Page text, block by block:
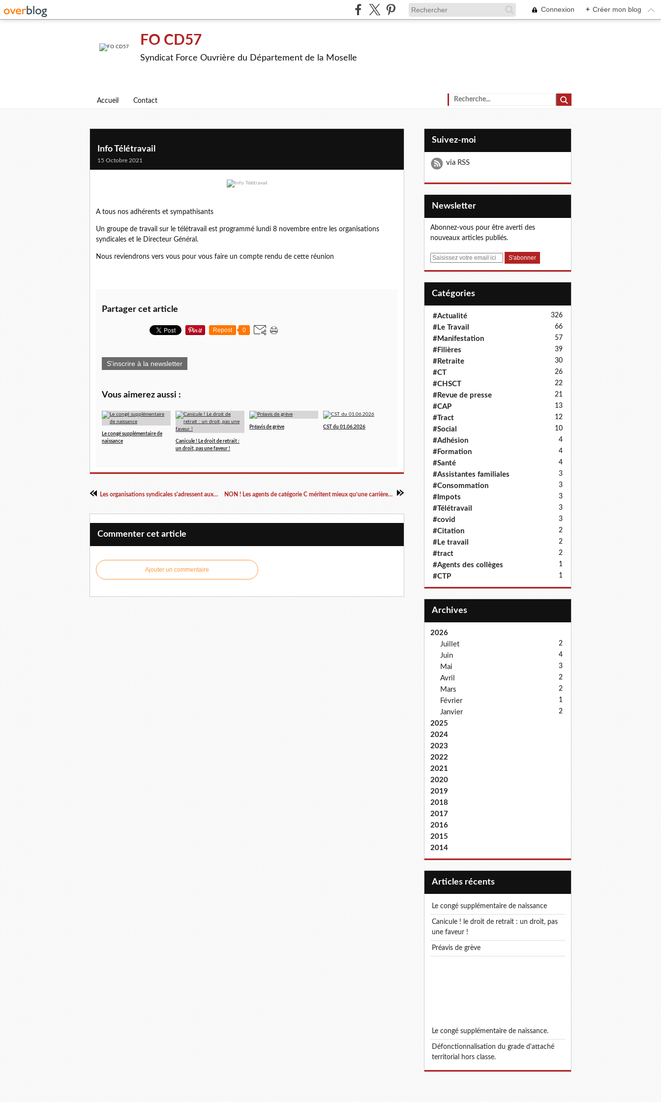
Connexion + Créer mon blog
FO CD57
Syndicat Force Ouvrière du Département de la Moselle
Accueil Contact
Info Télétravail
15 Octobre 2021
A tous nos adhérents et sympathisants
Un groupe de travail sur le télétravail est programmé lundi 8 novembre entre les organisations
syndicales et le Directeur Général.
Nous reviendrons vers vous pour vous faire un compte rendu de cette réunion
Partager cet article
Repost 0
S'inscrire à la newsletter
Vous aimerez aussi :
Le congé supplémentaire de
naissance
Canicule ! Le droit de retrait :
un droit, pas une faveur !
Préavis de grève CST du 01.06.2026
Les organisations syndicales s'adressent aux agents NON ! Les agents de catégorie C méritent mieux qu’une carrière au SMIC
Commenter cet article
Ajouter un commentaire
Suivez-moi
via RSS
Newsletter
Abonnez-vous pour être averti des
nouveaux articles publiés.
E
Catégories
#Actualité 326
#Le Travail 66
#Manifestation 57
#Filières 39
#Retraite 30
#CT 26
#CHSCT 22
#Revue de presse 21
#CAP 13
#Tract 12
#Social 10
#Adhésion 4
#Formation 4
#Santé 4
#Assistantes familiales 3
#Consommation 3
#Impots 3
#Télétravail 3
#covid 3
#Citation 2
#Le travail 2
#tract 2
#Agents des collèges 1
#CTP 1
Archives
2026
Juillet
2
Juin 4
Mai 3
Avril 2
Mars 2
Février 1
Janvier 2
2025
2024
2023
2022
2021
2020
2019
2018
2017
2016
2015
2014
articles récents
le congé supplémentaire de naissance
canicule ! le droit de retrait : un droit, pas
une faveur !
préavis de grève
le congé supplémentaire de naissance.
défonctionnalisation du grade d'attaché
territorial hors classe.